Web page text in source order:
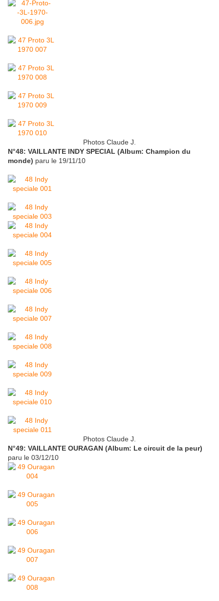
Photos Claude J.
N°48: VAILLANTE INDY SPECIAL (Album: Champion du
monde) paru le 19/11/10
Photos Claude J.
N°49: VAILLANTE OURAGAN (Album: Le circuit de la peur)
paru le 03/12/10